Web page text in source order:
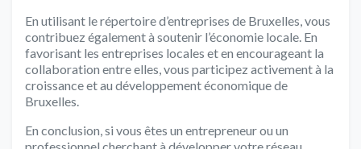
En utilisant le répertoire d’entreprises de Bruxelles, vous
contribuez également à soutenir l’économie locale. En
favorisant les entreprises locales et en encourageant la
collaboration entre elles, vous participez activement à la
croissance et au développement économique de
Bruxelles.
En conclusion, si vous êtes un entrepreneur ou un